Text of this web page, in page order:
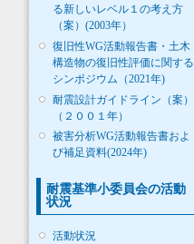
る新しいレベル１の考え方
（案）(2003年）
復旧性WG活動報告書・土木
構造物の復旧性評価に関する
シンポジウム（2021年)
耐震設計ガイドライン（案）
（２００１年）
被害分析WG活動報告書およ
び補足資料(2024年)
耐震基準小委員会の活動
状況
活動状況